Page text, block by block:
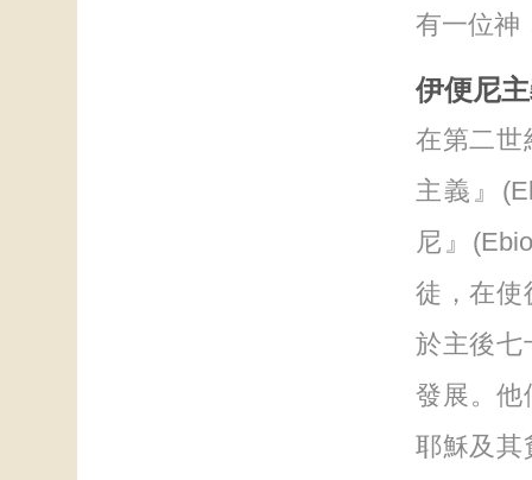
有一位神
伊便尼
在第二世
主義』
尼』
徒，在使
於主後七
發展。他
耶穌及其